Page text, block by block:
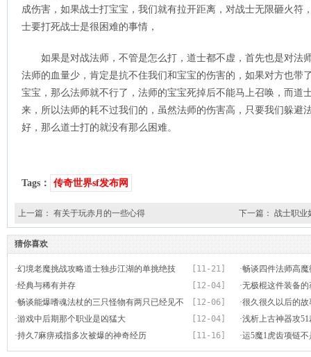
成伤害，如果战士打宝宝，我们就有拉开距离，对战士无限砸火符
士要打死战士是很困难的事情，
如果是对战法师，不管是怎么打，道士都不虚，首先也是对法
法师的血量少，肯定是抗不住我们和宝宝的伤害的，如果对方也带
宝宝，那么法师就不行了，法师的宝宝死掉后不能马上召唤，而道
来，所以法师的耗不过我们的，虽然法师的伤害高，只要我们躲避
好，那么道士打的就没有那么困难。
Tags： 传奇世界sf发布网
上一篇： 有关于玩赤月的一些心得 下一篇： 战士职业
猜你喜欢
[11-21]
·幻境老魔挑战攻略道士独步江湖的单挑绝技 ·畅谈四件法师高
眼
[12-04]
·经典与稀有并存 ·无极棍这件装备的
[12-06]
·畅谈能爆嗜魂法杖的三只怪物有两只已经见不
到了
·很久很久以后的故
[12-04]
·游戏中后期那个职业是凶猛大 ·浅析上古神器攻
[11-16]
·持久7麻痹戒指多次被爆的神奇经历 ·运5魔1虎齿项链